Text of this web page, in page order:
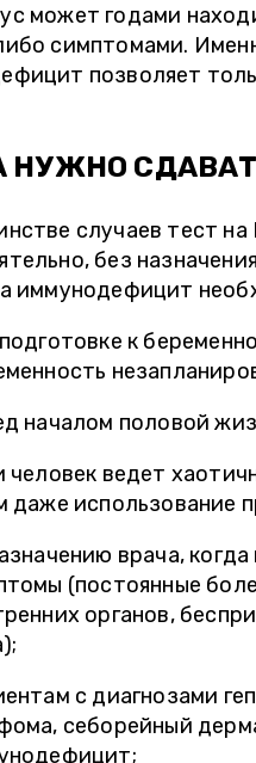
27 ЛЕТ
когда в клинике сразу
Я наблюдаюсь у
а анализы сдаю тут
есть мне не надо бежать
и на повторный прием уже
через день записалась. "
может годами
симптомами.
позволяет
НУЖНО
случаев тест
без
иммунодефицит
к
началом половой
человек ведет
даже использование
врача,
(постоянные
органов,
с диагнозами
себорейный